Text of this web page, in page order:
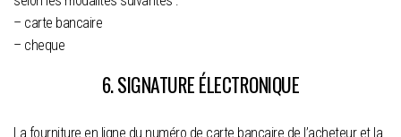
– carte bancaire
– cheque
6. SIGNATURE ÉLECTRONIQUE
La fourniture en ligne du numéro de carte bancaire de l’acheteur et la